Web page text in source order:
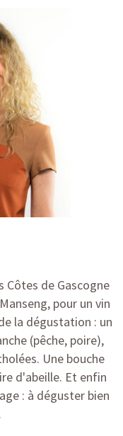
Côtes de Gascogne
pour un vin
la dégustation : un
(pêche, poire),
Une bouche
d'abeille. Et enfin
: à déguster bien